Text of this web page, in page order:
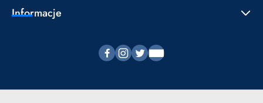
Informacje